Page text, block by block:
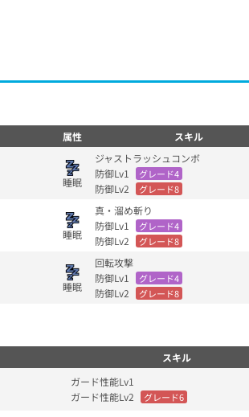
属性 スキル
睡眠
ジャストラッシュコンボ
防御Lv1
グレード4
防御Lv2 グレード8
睡眠
真・溜め斬り
防御Lv1
グレード4
防御Lv2 グレード8
睡眠
回転攻撃
防御Lv1
グレード4
防御Lv2 グレード8
スキル
ガード性能Lv1
ガード性能Lv2
グレード6